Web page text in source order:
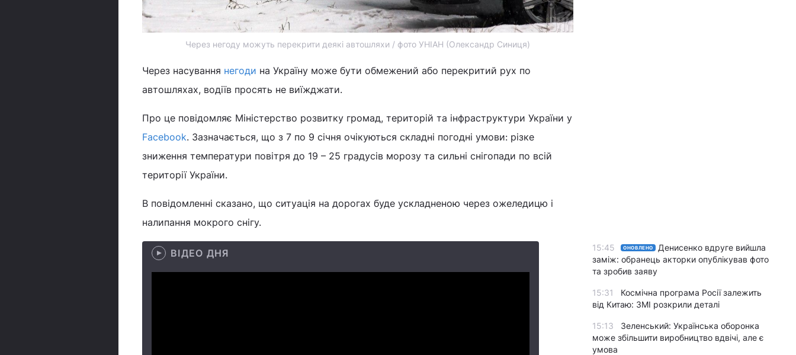
Через негоду можуть перекрити деякі автошляхи / фото УНІАН (Олександр Синиця)
Через насування негоди на Україну може бути обмежений або перекритий рух по
автошляхах, водіїв просять не виїжджати.
Про це повідомляє Міністерство розвитку громад, територій та інфраструктури України у
Facebook. Зазначається, що з 7 по 9 січня очікуються складні погодні умови: різке
зниження температури повітря до 19 – 25 градусів морозу та сильні снігопади по всій
території України.
В повідомленні сказано, що ситуація на дорогах буде ускладненою через ожеледицю і
налипання мокрого снігу.
ВІДЕО ДНЯ 15:45 ОНОВЛЕНО
Денисенко вдруге вийшла
заміж: обранець акторки опублікував фото
та зробив заяву
15:31
Космічна програма Росії залежить
від Китаю: ЗМІ розкрили деталі
15:13
Зеленський: Українська оборонка
може збільшити виробництво вдвічі, але є
умова